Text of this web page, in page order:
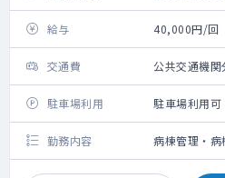
給与 40,000円/回
交通費 公共交通機関
駐車場利用 駐車場利用可
勤務内容 病棟管理・病